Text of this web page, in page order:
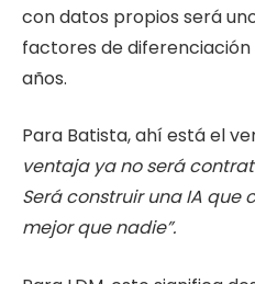
con datos propios será
factores de
años.
Para Batista, ahí está el
ventaja ya no será
Será construir una IA que
mejor que nadie”.